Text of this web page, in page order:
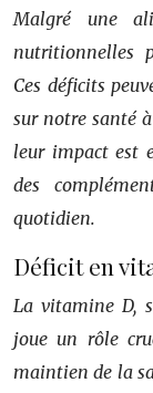
Malgré une
nutritionnelles
Ces déficits
sur notre santé
leur impact est
des
quotidien.
Déficit en
La vitamine D,
joue un rôle
maintien de la